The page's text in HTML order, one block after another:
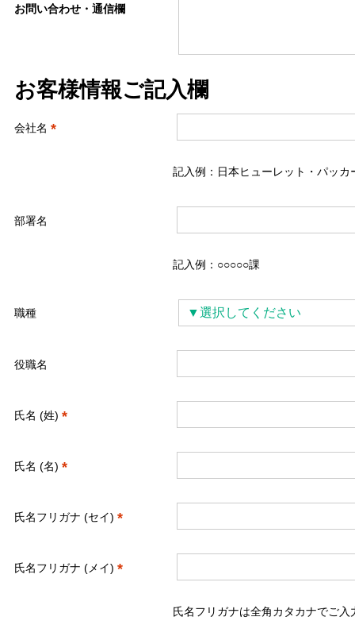
お問い合わせ・通信欄
お客様情報ご記入欄
会社名 *
記入例：日本ヒューレット・パッカ
部署名
記入例：○○○○○課
職種 ▼選択してください
役職名
氏名 (姓) *
氏名 (名) *
氏名フリガナ (セイ) *
氏名フリガナ (メイ) *
氏名フリガナは全角カタカナでご入